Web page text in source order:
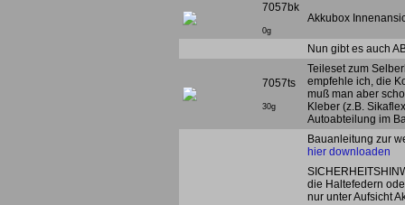
7057bk
0g
Akkubox
Nun gibt es auch
7057ts
30g
Teileset zum
empfehle ich, die
muß man aber
Kleber (z.B.
Autoabteilung im
Bauanleitung zur
hier downloaden
die Haltefedern
nur unter Aufsicht